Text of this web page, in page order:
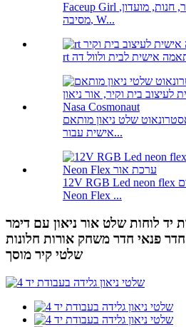
Faceup Girl שלט ניאון לבית, בר, חנות, מועדון,
מסיבה, W...
שלט ניאון מותאם
אישית עבור...
12V RGB Led neon flex עמיד למים IP67 LED
Neon Flex ...
יד לוחות שלט אור ניאון עם דימר
פנאי חדר משחק אורות חלונות
שלטי קיר מוסך